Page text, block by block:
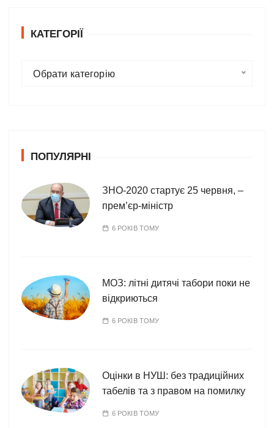
КАТЕГОРІЇ
р
Обрати категорію
ПОПУЛЯРНІ
ЗНО-2020 стартує 25 червня, –
прем’єр-міністр
6 РОКІВ ТОМУ
МОЗ: літні дитячі табори поки не
відкриються
6 РОКІВ ТОМУ
Оцінки в НУШ: без традиційних
табелів та з правом на помилку
6 РОКІВ ТОМУ